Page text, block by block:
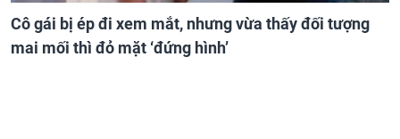
Cô gái bị ép đi xem mắt, nhưng vừa thấy đối tượng
mai mối thì đỏ mặt ‘đứng hình’